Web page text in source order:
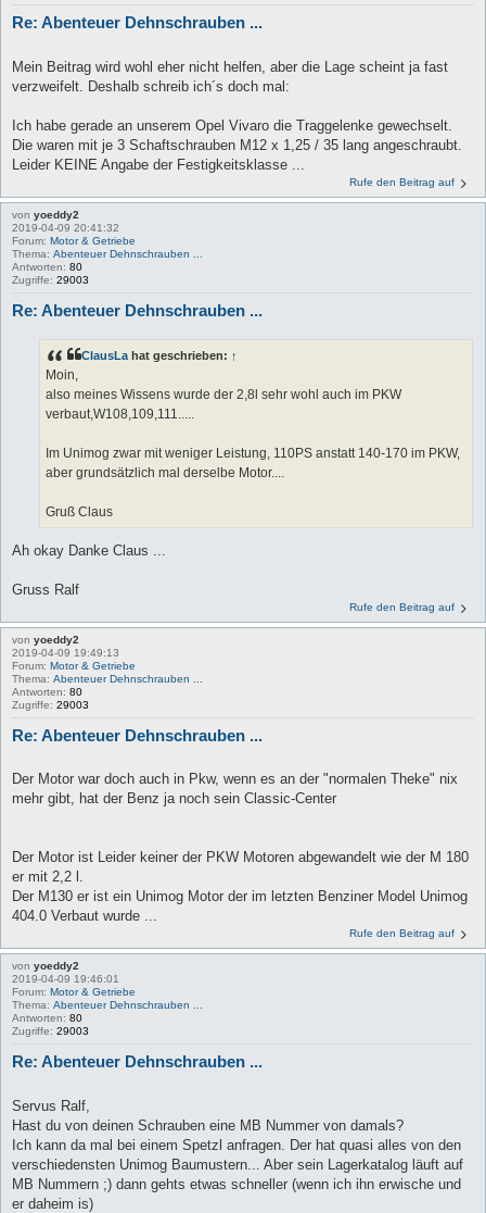
Re: Abenteuer Dehnschrauben ...
Mein Beitrag wird wohl eher nicht helfen, aber die Lage scheint ja fast
verzweifelt. Deshalb schreib ich´s doch mal:
Ich habe gerade an unserem Opel Vivaro die Traggelenke gewechselt.
Die waren mit je 3 Schaftschrauben M12 x 1,25 / 35 lang angeschraubt.
Leider KEINE Angabe der Festigkeitsklasse ...
Rufe den Beitrag auf
von yoeddy2
2019-04-09 20:41:32
Forum: Motor & Getriebe
Thema: Abenteuer Dehnschrauben ...
Antworten: 80
Zugriffe: 29003
Re: Abenteuer Dehnschrauben ...
ClausLa hat geschrieben: ↑
Moin,
also meines Wissens wurde der 2,8l sehr wohl auch im PKW
verbaut,W108,109,111.....
Im Unimog zwar mit weniger Leistung, 110PS anstatt 140-170 im PKW,
aber grundsätzlich mal derselbe Motor....
Gruß Claus
Ah okay Danke Claus ...
Gruss Ralf
Rufe den Beitrag auf
von yoeddy2
2019-04-09 19:49:13
Forum: Motor & Getriebe
Thema: Abenteuer Dehnschrauben ...
Antworten: 80
Zugriffe: 29003
Re: Abenteuer Dehnschrauben ...
Der Motor war doch auch in Pkw, wenn es an der "normalen Theke" nix
mehr gibt, hat der Benz ja noch sein Classic-Center
Der Motor ist Leider keiner der PKW Motoren abgewandelt wie der M 180
er mit 2,2 l.
Der M130 er ist ein Unimog Motor der im letzten Benziner Model Unimog
404.0 Verbaut wurde ...
Rufe den Beitrag auf
von yoeddy2
2019-04-09 19:46:01
Forum: Motor & Getriebe
Thema: Abenteuer Dehnschrauben ...
Antworten: 80
Zugriffe: 29003
Re: Abenteuer Dehnschrauben ...
Servus Ralf,
Hast du von deinen Schrauben eine MB Nummer von damals?
Ich kann da mal bei einem Spetzl anfragen. Der hat quasi alles von den
verschiedensten Unimog Baumustern... Aber sein Lagerkatalog läuft auf
MB Nummern ;) dann gehts etwas schneller (wenn ich ihn erwische und
er daheim is)